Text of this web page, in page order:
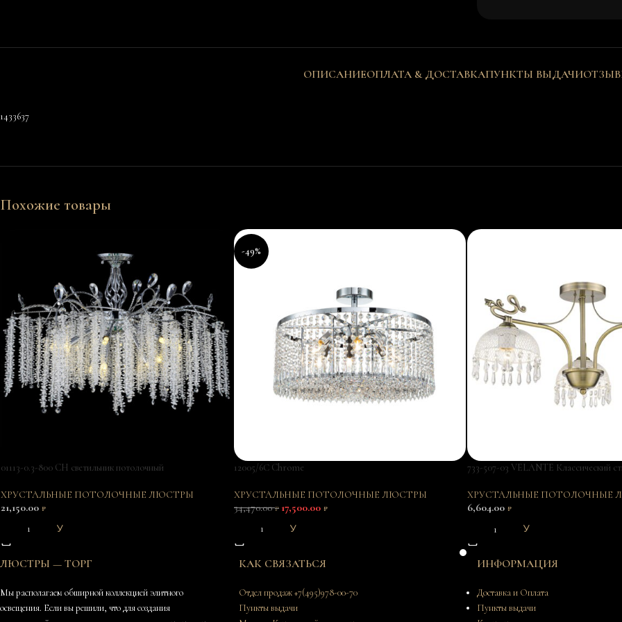
ОПИСАНИЕОПЛАТА & ДОСТАВКАПУНКТЫ ВЫДАЧИ
1433637
Похожие товары
01113-0.3-800 CH светильник потолочный
ХРУСТАЛЬНЫЕ ПОТОЛОЧНЫЕ ЛЮСТРЫ
21,150.00 ₽
В КОРЗИНУ
-49%
12005/6С Chrome
ХРУСТАЛЬНЫЕ ПОТОЛОЧНЫЕ ЛЮСТРЫ
34,470.00₽17,500.00 ₽
В КОРЗИНУ
733-507-03 VELANTE Классический
ХРУСТАЛЬНЫЕ ПОТОЛОЧНЫЕ
6,604.00 ₽
В КОРЗИНУ
ЛЮСТРЫ — ТОРГ
Мы располагаем обширной коллекцией элитного
освещения. Если вы решили, что для создания
КАК СВЯЗАТЬСЯ
Отдел продаж+7(495)978-00-70
Пункты выдачи
ИНФОРМАЦИЯ
Доставка и Оплата
Пункты выдачи